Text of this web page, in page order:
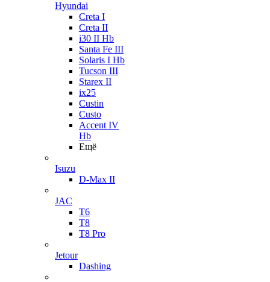
Hyundai
Creta I
Creta II
i30 II Hb
Santa Fe III
Solaris I Hb
Tucson III
Starex II
ix25
Custin
Custo
Accent IV
Hb
Ещё
Isuzu
D-Max II
JAC
T6
T8
T8 Pro
Jetour
Dashing